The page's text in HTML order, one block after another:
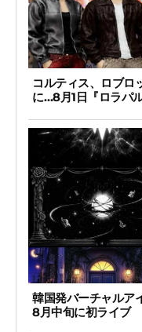
コルティス、ロブロ
に…8月1日『ロラパ
韓国発バーチャルア
8月中旬に初ライブ